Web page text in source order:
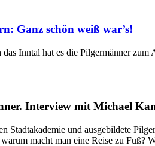
Ganz schön weiß war’s!
Inntal hat es die Pilgermänner
Interview mit Michael
Stadtakademie und ausgebildete
macht man eine Reise zu Fuß?